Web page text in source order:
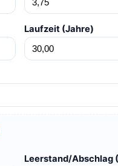
Laufzeit (Jahre)
Leerstand/Abschlag